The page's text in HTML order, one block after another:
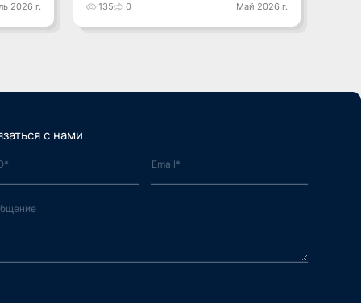
курс в
2026 г. 135 0 Май 2026 г.
с нами